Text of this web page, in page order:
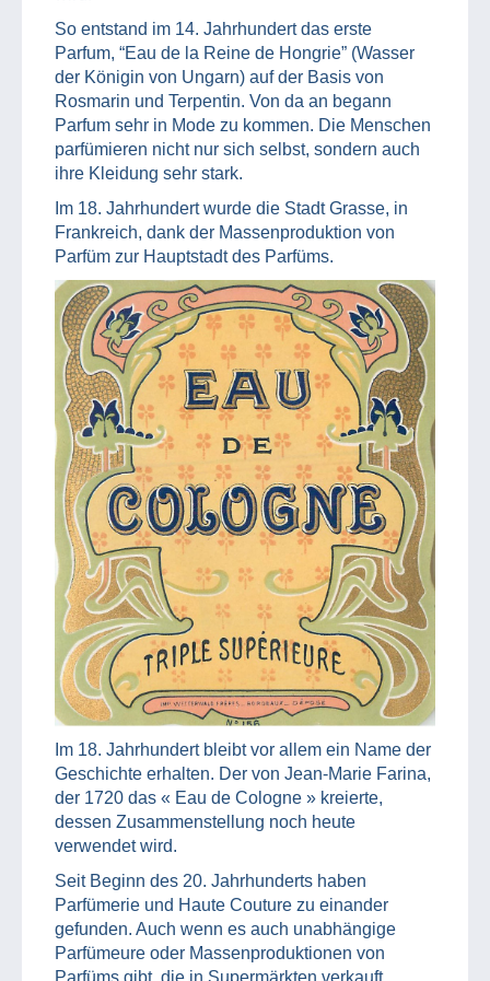
So entstand im 14. Jahrhundert das erste
Parfum, “Eau de la Reine de Hongrie” (Wasser
der Königin von Ungarn) auf der Basis von
Rosmarin und Terpentin. Von da an begann
Parfum sehr in Mode zu kommen. Die Menschen
parfümieren nicht nur sich selbst, sondern auch
ihre Kleidung sehr stark.
Im 18. Jahrhundert wurde die Stadt Grasse, in
Frankreich, dank der Massenproduktion von
Parfüm zur Hauptstadt des Parfüms.
Im 18. Jahrhundert bleibt vor allem ein Name der
Geschichte erhalten. Der von Jean-Marie Farina,
der 1720 das « Eau de Cologne » kreierte,
dessen Zusammenstellung noch heute
verwendet wird.
Seit Beginn des 20. Jahrhunderts haben
Parfümerie und Haute Couture zu einander
gefunden. Auch wenn es auch unabhängige
Parfümeure oder Massenproduktionen von